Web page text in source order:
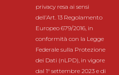
privacy resa ai sensi
dell’Art. 13 Regolamento
Europeo 679/2016, in
conformità con la Legge
Federale sulla Protezione
dei Dati (nLPD), in vigore
dal 1° settembre 2023 e di